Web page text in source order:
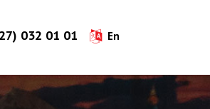
032 01 01 En